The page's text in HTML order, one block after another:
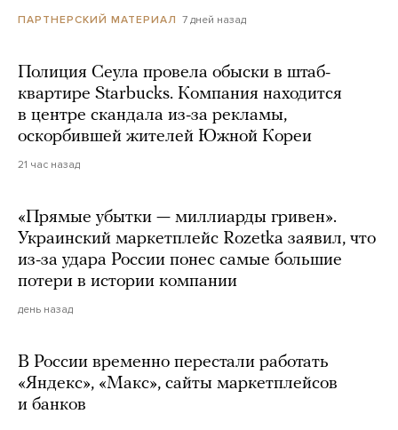
ПАРТНЕРСКИЙ МАТЕРИАЛ 7 дней назад
Полиция Сеула провела обыски в штаб-
квартире Starbucks. Компания находится
в центре скандала из-за рекламы,
оскорбившей жителей Южной Кореи
21 час назад
«Прямые убытки — миллиарды гривен».
Украинский маркетплейс Rozetka заявил, что
из-за удара России понес самые большие
потери в истории компании
день назад
В России временно перестали работать
«Яндекс», «Макс», сайты маркетплейсов
и банков